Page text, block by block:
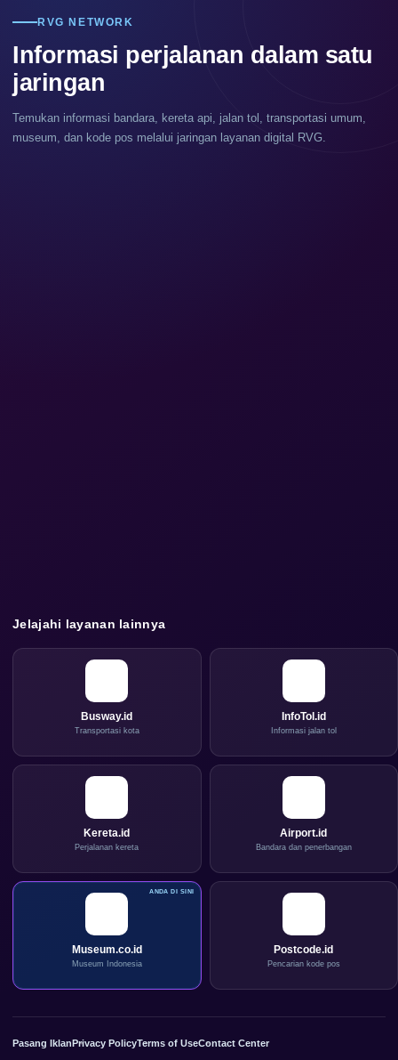
RVG NETWORK
Informasi perjalanan dalam satu
jaringan
Temukan informasi bandara, kereta api, jalan tol, transportasi umum,
museum, dan kode pos melalui jaringan layanan digital RVG.
Jelajahi layanan lainnya
Busway.id
Transportasi kota
InfoTol.id
Informasi jalan tol
Kereta.id
Perjalanan kereta
Airport.id
Bandara dan penerbangan
Museum.co.id
Museum Indonesia
Postcode.id
Pencarian kode pos
Pasang IklanPrivacy PolicyTerms of UseContact Center